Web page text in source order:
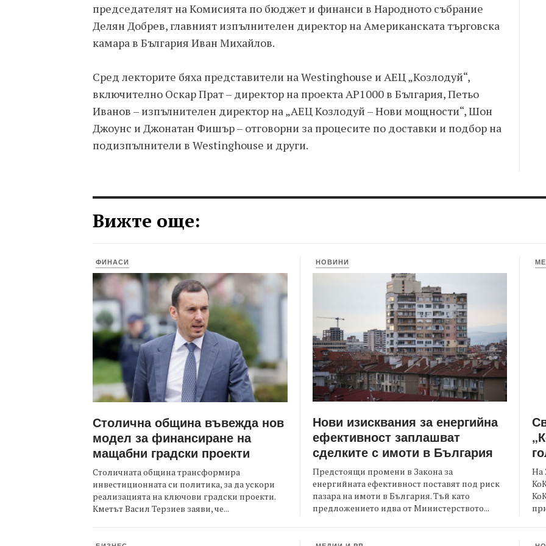
председателят на Комисията по бюджет и финанси в Народното събрание
Делян Добрев, главният изпълнителен директор на Американската търговска
камара в България Иван Михайлов.
Сред лекторите бяха представители на Westinghouse и АЕЦ „Козлодуй“,
включително Оскар Прат – директор на проекта AP1000 в България, Петьо
Иванов – изпълнителен директор на „АЕЦ Козлодуй – Нови мощности“, Шон
Джоунс и Джонатан Фишър – отговорни за процесите по доставки и подбор на
подизпълнители в Westinghouse и други.
Вижте още:
ФИНАСИ
Столична община въвежда нов
модел за финансиране на
мащабни градски проекти
Столичната община трансформира
инвестиционната си политика, за да ускори
реализацията на ключови градски проекти.
Кметът Васил Терзиев заяви, че...
НОВИНИ
Нови изисквания за енергийна
ефективност заплашват
сделките с имоти в България
Предстоящи промени в Закона за
енергийната ефективност поставят под риск
пазара на имоти в България. Тъй като
предложението идва от Министерството...
На